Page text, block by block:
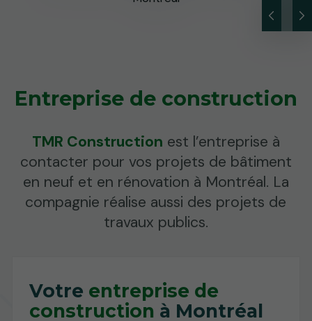
Entreprise de construction
TMR Construction est l’entreprise à
contacter pour vos projets de bâtiment
en neuf et en rénovation à Montréal. La
compagnie réalise aussi des projets de
travaux publics.
Votre entreprise de
construction à Montréal